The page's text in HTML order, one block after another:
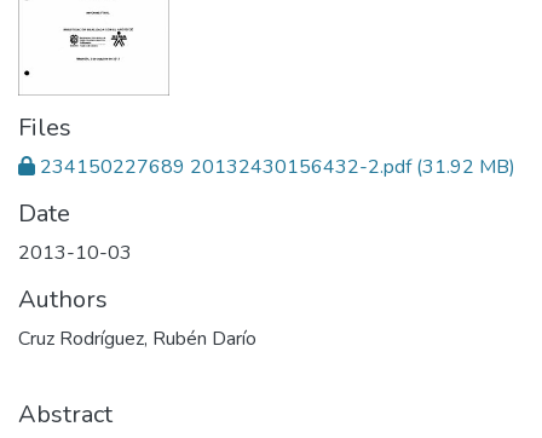
Files
234150227689 20132430156432-2.pdf(31.92 MB)
Date
2013-10-03
Authors
Cruz Rodríguez, Rubén Darío
Abstract